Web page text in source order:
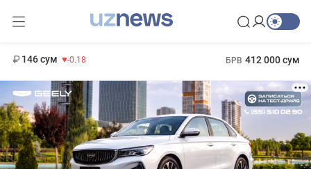
146 сум -0.18 БРВ 412 000 сум